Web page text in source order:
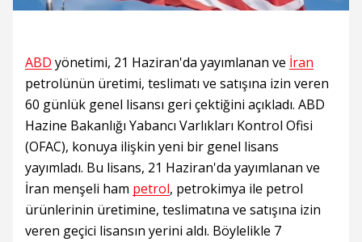
ABD yönetimi, 21 Haziran'da yayımlanan ve İran
petrolünün üretimi, teslimatı ve satışına izin veren
60 günlük genel lisansı geri çektiğini açıkladı. ABD
Hazine Bakanlığı Yabancı Varlıkları Kontrol Ofisi
(OFAC), konuya ilişkin yeni bir genel lisans
yayımladı. Bu lisans, 21 Haziran'da yayımlanan ve
İran menşeli ham petrol, petrokimya ile petrol
ürünlerinin üretimine, teslimatına ve satışına izin
veren geçici lisansın yerini aldı. Böylelikle 7